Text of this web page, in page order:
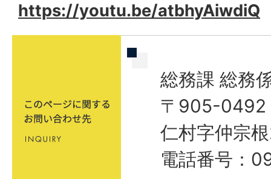
https://youtu.be/atbhyAiwdiQ
総務課 総務
〒905-0492
仁村字仲宗
電話番号：